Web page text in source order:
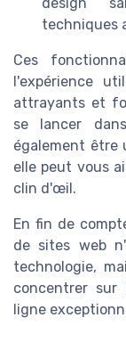
techniques
Ces
l'expérience
attrayants et
se lancer
également être
elle peut vous
clin d'œil.
En fin de
de sites web
technologie,
concentrer sur
ligne